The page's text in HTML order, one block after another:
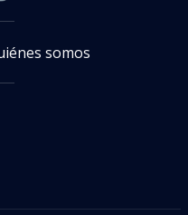
somos